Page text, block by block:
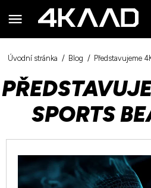
Úvodní stránka Blog Představujeme
SPORTS